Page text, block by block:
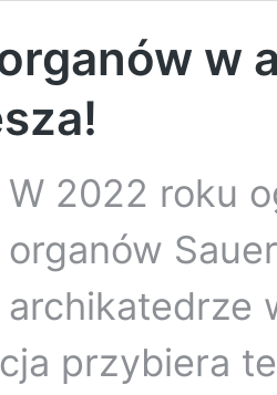
w
W 2022 roku
organów
archikatedrze
przybiera